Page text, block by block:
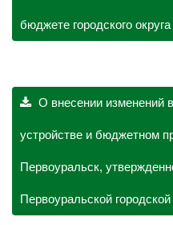
бюджете городского
О внесении изменений
устройстве и бюджетном
Первоуральск,
Первоуральской